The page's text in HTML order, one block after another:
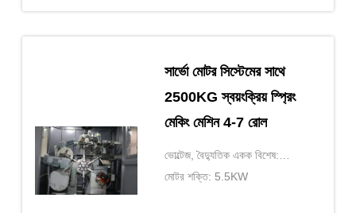
সার্ভো মোটর সিস্টেমের সাথে
2500KG স্বয়ংক্রিয় স্প্রিং
মেকিং মেশিন 4-7 রোল
ভোল্টেজ, বৈদ্যুতিক একক বিশেষ:
380V/50Hz, 220V/60Hz, 3-
মোটর শক্তি: 5.5KW